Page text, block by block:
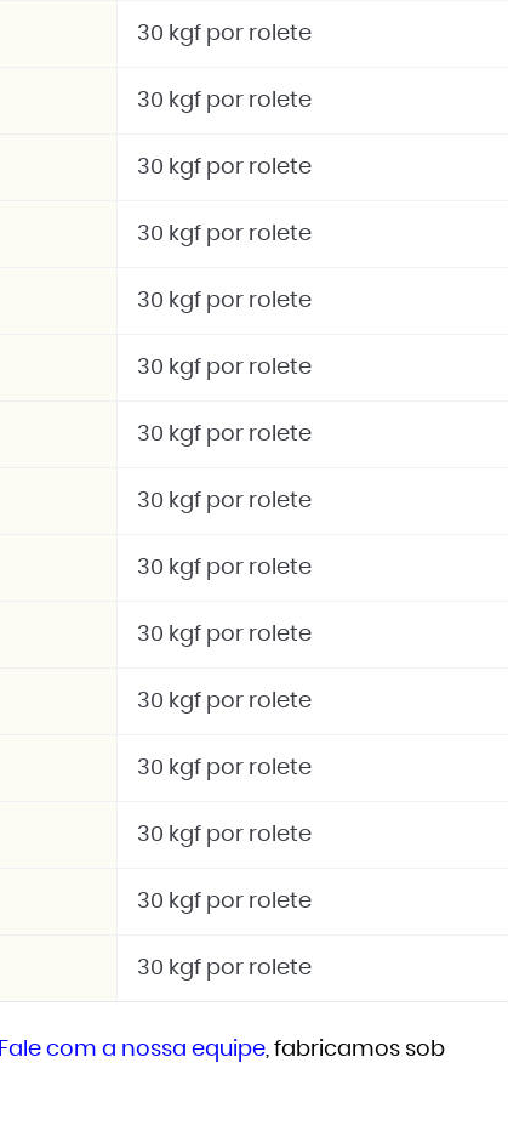
30 kgf por rolete
30 kgf por rolete
30 kgf por rolete
30 kgf por rolete
30 kgf por rolete
30 kgf por rolete
30 kgf por rolete
30 kgf por rolete
30 kgf por rolete
30 kgf por rolete
30 kgf por rolete
30 kgf por rolete
30 kgf por rolete
30 kgf por rolete
30 kgf por rolete
Fale com a nossa equipe, fabricamos sob